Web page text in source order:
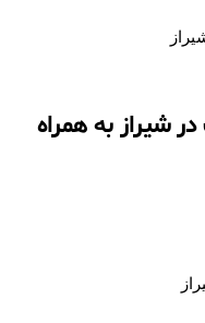
شیراز به همراه